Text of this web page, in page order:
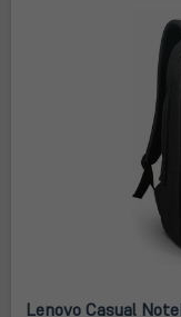
Lenovo Casual